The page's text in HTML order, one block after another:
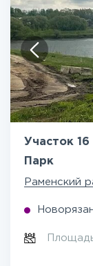
Участок
Парк
Раменский